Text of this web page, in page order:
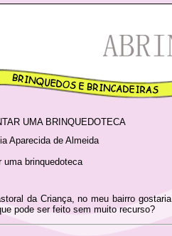
UMA BRINQUEDOTECA
Aparecida de Almeida
uma brinquedoteca
da Criança, no meu bairro
pode ser feito sem muito recurso?